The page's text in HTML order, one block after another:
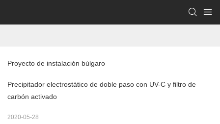
Proyecto de instalación búlgaro
Precipitador electrostático de doble paso con UV-C y filtro de
carbón activado
2020-05-28